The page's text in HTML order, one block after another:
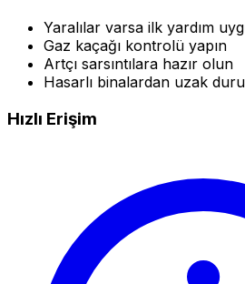
Yaralılar varsa ilk yardım
Gaz kaçağı kontrolü yapın
Artçı sarsıntılara hazır olun
Hasarlı binalardan uzak
Hızlı Erişim